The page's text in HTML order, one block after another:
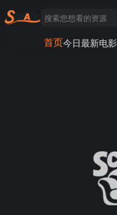
首页今日最新电影